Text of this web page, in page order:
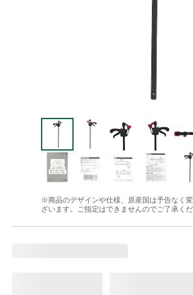
※商品のデザインや仕様、原産国は予告なく
ざいます。ご指定はできませんのでご了承くだ